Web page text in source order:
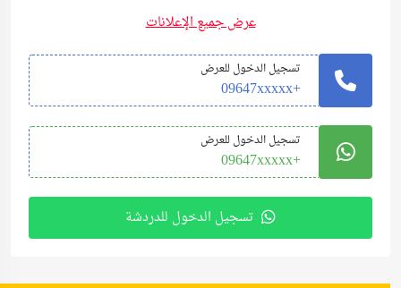
عرض جميع الإعلانات
تسجيل الدخول للعرض
+09647xxxxx
تسجيل الدخول للعرض
+09647xxxxx
تسجيل الدخول للدردشة